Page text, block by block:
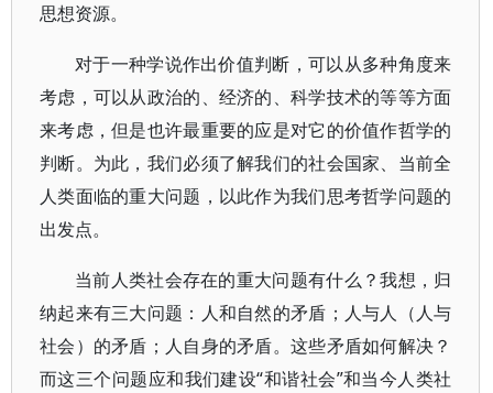
思想资源。
对于一种学说作出价值判断，可以从多种角度来
考虑，可以从政治的、经济的、科学技术的等等方面
来考虑，但是也许最重要的应是对它的价值作哲学的
判断。为此，我们必须了解我们的社会国家、当前全
人类面临的重大问题，以此作为我们思考哲学问题的
出发点。
当前人类社会存在的重大问题有什么？我想，归
纳起来有三大问题：人和自然的矛盾；人与人（人与
社会）的矛盾；人自身的矛盾。这些矛盾如何解决？
而这三个问题应和我们建设“和谐社会”和当今人类社